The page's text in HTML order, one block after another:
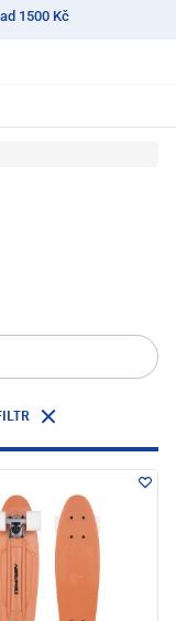
1500 Kč